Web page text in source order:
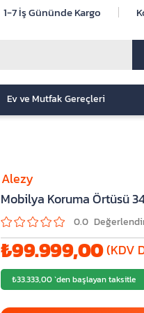
1-7 İş Gününde Kargo
Ev ve Mutfak Gereçleri
Mobilya Koruma Örtüsü
0.0
₺99.999,00(KDV
₺33.333,00`den başlayan taksitle
Alezy